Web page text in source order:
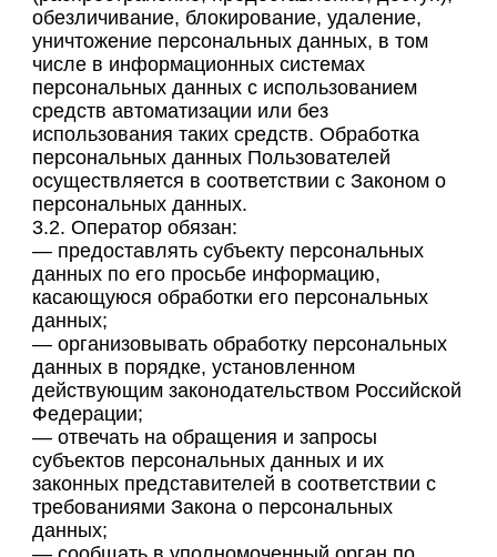
обезличивание, блокирование, удаление,
уничтожение персональных данных, в том
числе в информационных системах
персональных данных с использованием
средств автоматизации или без
использования таких средств. Обработка
персональных данных Пользователей
осуществляется в соответствии с Законом о
персональных данных.
3.2. Оператор обязан:
— предоставлять субъекту персональных
данных по его просьбе информацию,
касающуюся обработки его персональных
данных;
— организовывать обработку персональных
данных в порядке, установленном
действующим законодательством Российской
Федерации;
— отвечать на обращения и запросы
субъектов персональных данных и их
законных представителей в соответствии с
требованиями Закона о персональных
данных;